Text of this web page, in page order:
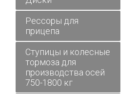
Рессоры для
прицепа
Ступицы и колесные
тормоза для
производства осей
750-1800 кг